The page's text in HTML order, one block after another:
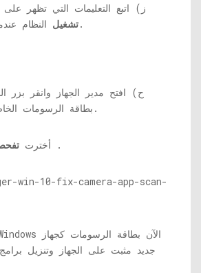
ز) اتبع التعليمات التي تظهر
تشغيلالنظام عندما يطلب منك ذلك.
ح) افتح مدير الجهاز وانقر بزر
بطاقة الرسومات الخاصة بك مرة أخرى.
أخترت .
جديد مثبت على الجهاز وتنزيل